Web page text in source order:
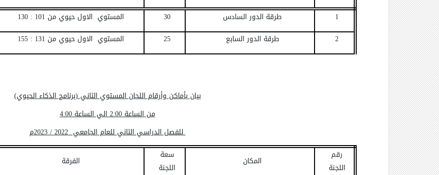
1 طرقة الدور السادس 30
المستوي الاول حيوي من 101 : 130
2
طرقة الدور السابع 25 المستوي الاول حيوي من 131 : 155
بيان بأماكن وأرقام اللجان المستوي الثاني (برنامج الذكاء الحيوي)
من الساعة 2:00 الي الساعة 4:00
للفصل الدراسي الثاني للعام الجامعي2022/ 2023م
رقم
اللجنة
المكان
سعة
اللجنة
الفرقة